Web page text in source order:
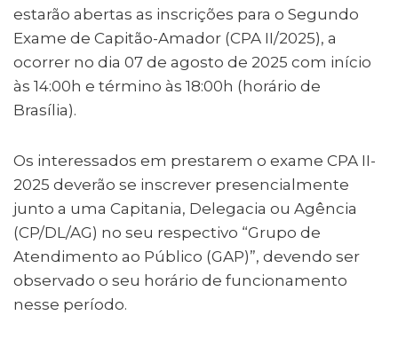
estarão abertas as inscrições para o Segundo
Exame de Capitão-Amador (CPA II/2025), a
ocorrer no dia 07 de agosto de 2025 com início
às 14:00h e término às 18:00h (horário de
Brasília).
Os interessados em prestarem o exame CPA II-
2025 deverão se inscrever presencialmente
junto a uma Capitania, Delegacia ou Agência
(CP/DL/AG) no seu respectivo “Grupo de
Atendimento ao Público (GAP)”, devendo ser
observado o seu horário de funcionamento
nesse período.